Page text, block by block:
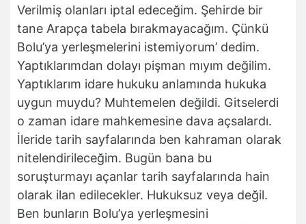
Verilmiş olanları iptal edeceğim. Şehirde bir
tane Arapça tabela bırakmayacağım. Çünkü
Bolu’ya yerleşmelerini istemiyorum’ dedim.
Yaptıklarımdan dolayı pişman mıyım değilim.
Yaptıklarım idare hukuku anlamında hukuka
uygun muydu? Muhtemelen değildi. Gitselerdi
o zaman idare mahkemesine dava açsalardı.
İleride tarih sayfalarında ben kahraman olarak
nitelendirileceğim. Bugün bana bu
soruşturmayı açanlar tarih sayfalarında hain
olarak ilan edilecekler. Hukuksuz veya değil.
Ben bunların Bolu’ya yerleşmesini